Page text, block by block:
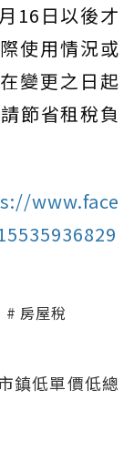
16日以後才
使用情況或
變更之日起
節省租稅負
www.face
房屋稅
鎮低單價低總